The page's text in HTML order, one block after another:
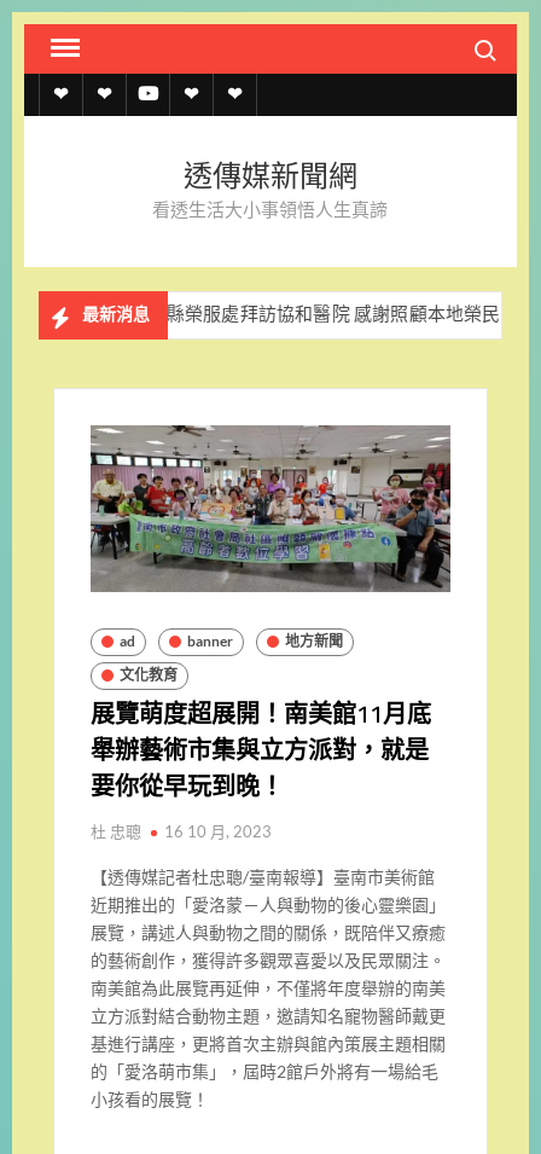
Skip
content
Search
透
約
透
上
記
單
透 聯
我
官
LINE
透傳媒新聞網
看透生活大小事領悟人生真諦
最新消息
栗縣榮服處拜訪協和醫院 感謝照顧本地榮民眷 苗栗縣
ad banner
地方新聞
文化教育
展覽萌度超展開！南美館11月底
舉辦藝術市集與立方派對，就是
要你從早玩到晚！
杜 忠聰 16 10 月, 2023
【透傳媒記者杜忠聰/臺南報導】臺南市美術館
近期推出的「愛洛蒙－人與動物的後心靈樂園」
展覽，講述人與動物之間的關係，既陪伴又療癒
的藝術創作，獲得許多觀眾喜愛以及民眾關注。
南美館為此展覽再延伸，不僅將年度舉辦的南美
立方派對結合動物主題，邀請知名寵物醫師戴更
基進行講座，更將首次主辦與館內策展主題相關
的「愛洛萌市集」，屆時2館戶外將有一場給毛
小孩看的展覽！